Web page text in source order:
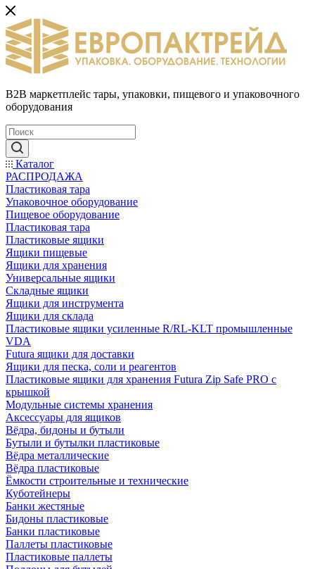
B2B маркетплейс тары, упаковки, пищевого и упаковочного
оборудования
Каталог
РАСПРОДАЖА
Пластиковая тара
Упаковочное оборудование
Пищевое оборудование
Пластиковая тара
Пластиковые ящики
Ящики пищевые
Ящики для хранения
Универсальные ящики
Складные ящики
Ящики для инструмента
Ящики для склада
Пластиковые ящики усиленные R/RL-KLT промышленные
VDA
Futura ящики для доставки
Ящики для песка, соли и реагентов
Пластиковые ящики для хранения Futura Zip Safe PRO с
крышкой
Модульные системы хранения
Аксессуары для ящиков
Вёдра, бидоны и бутыли
Бутыли и бутылки пластиковые
Вёдра металлические
Вёдра пластиковые
Ёмкости строительные и технические
Куботейнеры
Банки жестяные
Бидоны пластиковые
Банки пластиковые
Паллеты пластиковые
Пластиковые паллеты